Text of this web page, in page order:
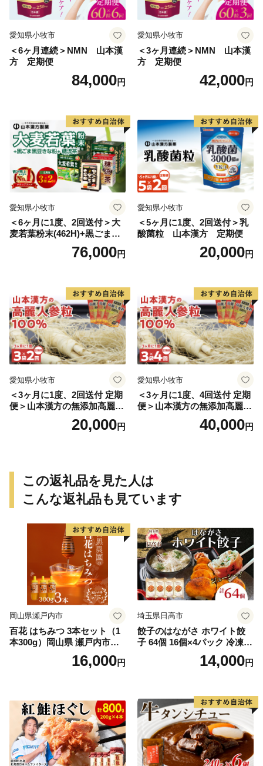
新たなチャレンジを呼ぶワクワクの連鎖が広がっていま
す。
⑤都会からの好アクセス
東京から飛行機で2時間もかからずにとかち帯広空港に
到着。空港からは、北海道らしい牧歌的な農村風景を眺
愛知県小牧市
＜6ヶ月連続＞NMN 山本漢
方 定期便
84,000円
愛知県小牧市
＜3ヶ月連続＞NMN 山本漢
方 定期便
42,000円
愛知県小牧市
＜6ヶ月に1度、2回送付＞大
麦若葉粉末(462H)+黒ごま黒
豆きな粉+ 糖流茶 山本漢
76,000円
愛知県小牧市
＜5ヶ月に1度、2回送付＞乳
酸菌粒 山本漢方 定期便
20,000円
愛知県小牧市
＜3ヶ月に1度、2回送付 定期
便＞山本漢方の無添加高麗人
20,000円
愛知県小牧市
＜3ヶ月に1度、4回送付 定期
便＞山本漢方の無添加高麗人
40,000円
この返礼品を見た人は
こんな返礼品も見ています
岡山県瀬戸内市
百花 はちみつ 3本セット（1
本300g）岡山県 瀬戸内市産
石黒農園 ヨーグルト パン 砂
糖の代わり 香り高い いい香
16,000円
埼玉県日高市
餃子のはながさ ホワイト餃
子 64個 16個×4パック 冷凍
中華 点心 B級グルメ ご当地
野菜 おつまみ おかず 簡単調
ー ギフト お取り寄せ 日高市
14,000円